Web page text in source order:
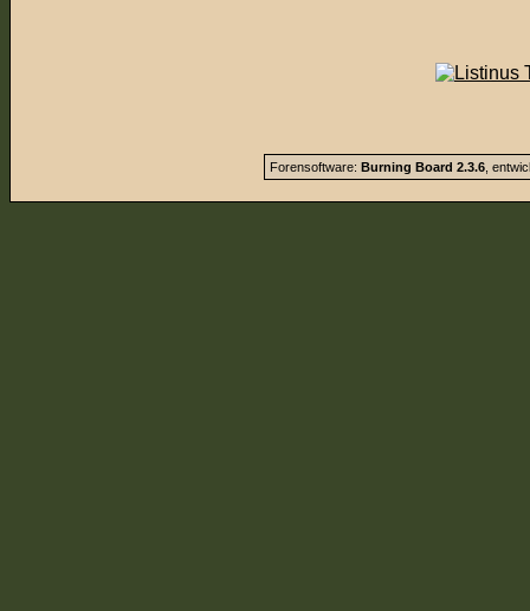
Forensoftware: Burning Board 2.3.6,